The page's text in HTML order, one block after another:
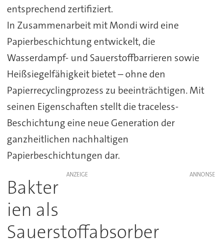
entsprechend zertifiziert.
In Zusammenarbeit mit Mondi wird eine
Papierbeschichtung entwickelt, die
Wasserdampf- und Sauerstoffbarrieren sowie
Heißsiegelfähigkeit bietet – ohne den
Papierrecyclingprozess zu beeinträchtigen. Mit
seinen Eigenschaften stellt die traceless-
Beschichtung eine neue Generation der
ganzheitlichen nachhaltigen
Papierbeschichtungen dar.
ANZEIGE
Bakter
ien als
Sauerstoffabsorber